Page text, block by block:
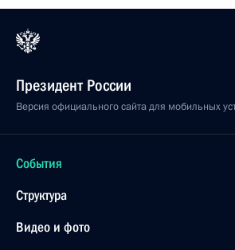
Президент России
Версия официального сайта для мобильных
События
Структура
Видео и фото